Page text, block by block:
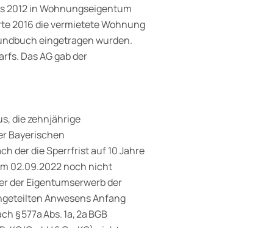
2012 in Wohnungseigentum
2016 die vermietete Wohnung
eingetragen wurden.
Das AG gab der
die zehnjährige
Bayerischen
der die Sperrfrist auf 10 Jahre
02.09.2022 noch nicht
der Eigentumserwerb der
Anwesens Anfang
§ 577a Abs. 1a, 2a BGB